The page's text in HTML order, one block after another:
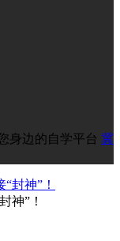
身边的自学平台 冀
神”！